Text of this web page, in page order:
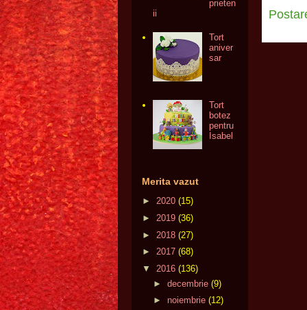
prieten
ii
Tort
aniver
sar
Tort
botez
pentru
Isabel
Merita vazut
► 2020 (15)
► 2019 (36)
► 2018 (27)
► 2017 (68)
▼
2016 (136)
► decembrie (9)
► noiembrie (12)